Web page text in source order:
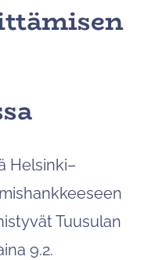
Helsinki–
Tuusulan
9.2.